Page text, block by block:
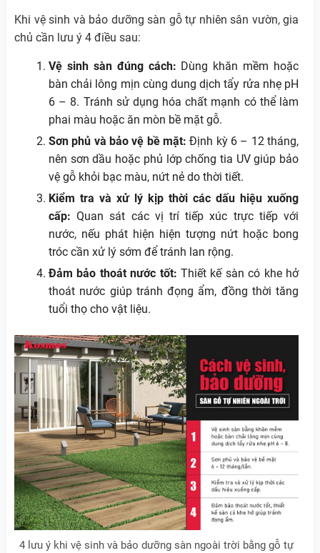
Khi vệ sinh và bảo dưỡng sàn gỗ tự nhiên sân vườn, gia
chủ cần lưu ý 4 điều sau:
Vệ sinh sàn đúng cách: Dùng khăn mềm hoặc
bàn chải lông mịn cùng dung dịch tẩy rửa nhẹ pH
6 – 8. Tránh sử dụng hóa chất mạnh có thể làm
phai màu hoặc ăn mòn bề mặt gỗ.
Sơn phủ và bảo vệ bề mặt: Định kỳ 6 – 12 tháng,
nên sơn dầu hoặc phủ lớp chống tia UV giúp bảo
vệ gỗ khỏi bạc màu, nứt nẻ do thời tiết.
Kiểm tra và xử lý kịp thời các dấu hiệu xuống
cấp:Quan sát các vị trí tiếp xúc trực tiếp với
nước, nếu phát hiện hiện tượng nứt hoặc bong
tróc cần xử lý sớm để tránh lan rộng.
Đảm bảo thoát nước tốt: Thiết kế sàn có khe hở
thoát nước giúp tránh đọng ẩm, đồng thời tăng
tuổi thọ cho vật liệu.
4 lưu ý khi vệ sinh và bảo dưỡng sàn ngoài trời bằng gỗ tự